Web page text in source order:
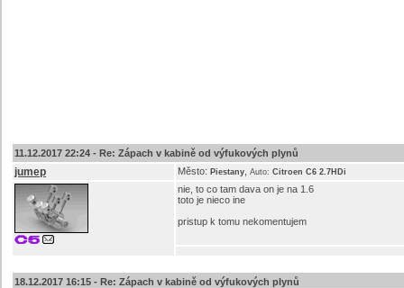
11.12.2017 22:24 - Re: Zápach v kabině od výfukových plynů
jumep Město: Piestany Auto: Citroen C6 2.7HDi
nie, to co tam dava on je na 1.6
toto je nieco ine
pristup k tomu nekomentujem
18.12.2017 16:15 - Re: Zápach v kabině od výfukových plynů